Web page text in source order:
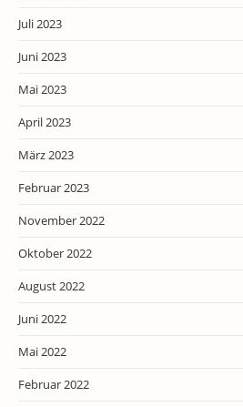
Juli 2023
Juni 2023
Mai 2023
April 2023
März 2023
Februar 2023
November 2022
Oktober 2022
August 2022
Juni 2022
Mai 2022
Februar 2022